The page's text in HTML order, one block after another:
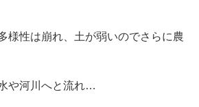
様性は崩れ、土が弱いのでさらに農
や河川へと流れ…